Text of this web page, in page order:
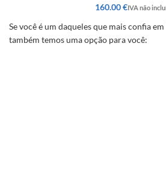
€
Se você é um daqueles que mais confia em
também temos uma opção para você: